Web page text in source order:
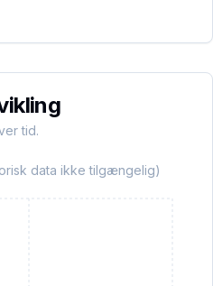
tid.
data ikke tilgængelig)